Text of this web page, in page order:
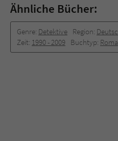
Ähnliche Bücher:
Genre: Detektive Region:
Zeit: 1990 -­ 2009 Buchtyp: